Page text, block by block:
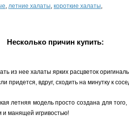
, летние халаты, короткие халаты,
Несколько причин купить:
из нее халаты ярких расцветок
придется, вдруг, сходить на минутку к
летняя модель просто создана для
и манящей игривостью!